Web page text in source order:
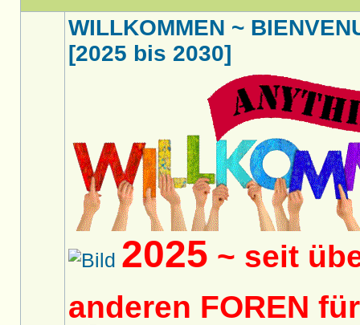
WILLKOMMEN ~
[2025 bis 2030]
2025 ~ seit
anderen FOREN